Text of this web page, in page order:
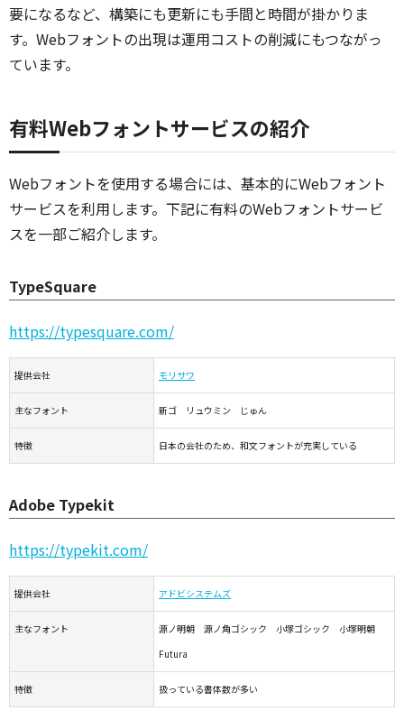
要になるなど、構築にも更新にも手間と時間が掛かりま
す。Webフォントの出現は運用コストの削減にもつながっ
ています。
有料Webフォントサービスの紹介
Webフォントを使用する場合には、基本的にWebフォント
サービスを利用します。下記に有料のWebフォントサービ
スを一部ご紹介します。
TypeSquare
https://typesquare.com/
提供会社 モリサワ
主なフォント 新ゴ リュウミン じゅん
特徴 日本の会社のため、和文フォントが充実している
Adobe Typekit
https://typekit.com/
提供会社 アドビシステムズ
主なフォント
源ノ明朝 源ノ角ゴシック 小塚ゴシック 小塚明朝
Futura
特徴 扱っている書体数が多い